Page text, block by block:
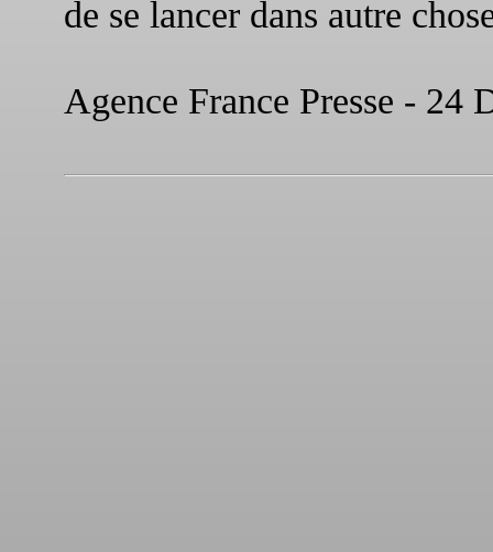
de se lancer dans autre
Agence France Presse - 24